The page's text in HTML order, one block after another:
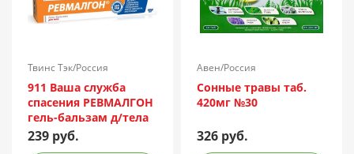
Твинс Тэк/Россия
911 Ваша служба
спасения РЕВМАЛГОН
гель-бальзам д/тела
100мл
239 руб.
Авен/Россия
Сонные травы таб.
420мг №30
326 руб.